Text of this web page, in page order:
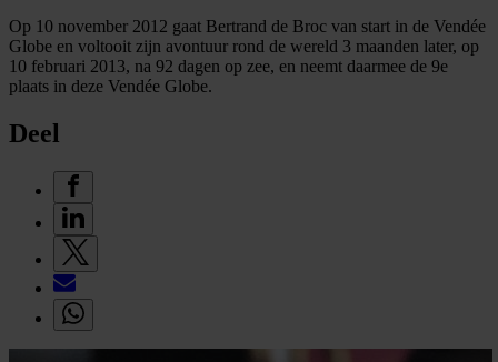
Op 10 november 2012 gaat Bertrand de Broc van start in de Vendée
Globe en voltooit zijn avontuur rond de wereld 3 maanden later, op
10 februari 2013, na 92 dagen op zee, en neemt daarmee de 9e
plaats in deze Vendée Globe.
Deel